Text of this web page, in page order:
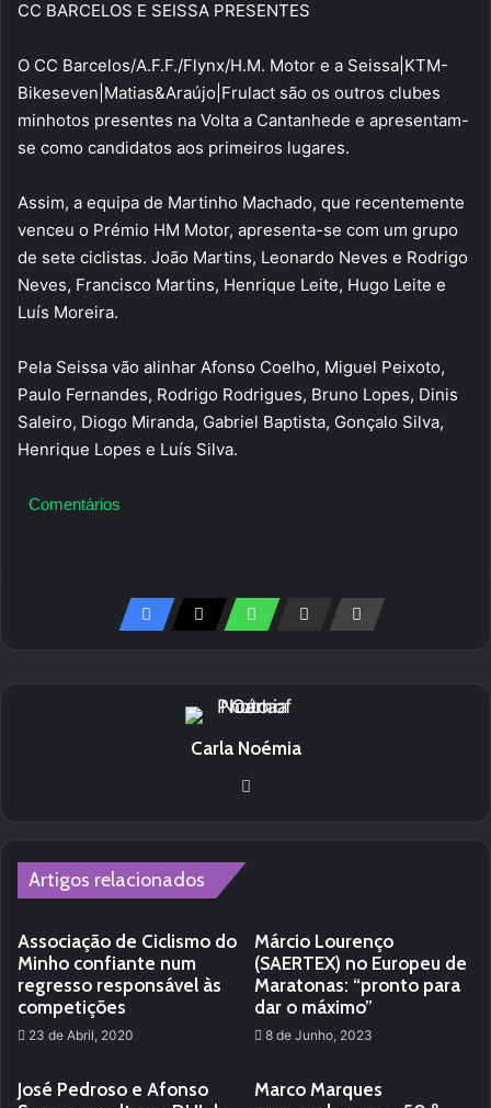
CC BARCELOS E SEISSA PRESENTES
O CC Barcelos/A.F.F./Flynx/H.M. Motor e a Seissa|KTM-
Bikeseven|Matias&Araújo|Frulact são os outros clubes
minhotos presentes na Volta a Cantanhede e apresentam-
se como candidatos aos primeiros lugares.
Assim, a equipa de Martinho Machado, que recentemente
venceu o Prémio HM Motor, apresenta-se com um grupo
de sete ciclistas. João Martins, Leonardo Neves e Rodrigo
Neves, Francisco Martins, Henrique Leite, Hugo Leite e
Luís Moreira.
Pela Seissa vão alinhar Afonso Coelho, Miguel Peixoto,
Paulo Fernandes, Rodrigo Rodrigues, Bruno Lopes, Dinis
Saleiro, Diogo Miranda, Gabriel Baptista, Gonçalo Silva,
Henrique Lopes e Luís Silva.
Comentários
Carla Noémia
Artigos relacionados
Associação de Ciclismo do
Minho confiante num
regresso responsável às
competições
23 de Abril, 2020
Márcio Lourenço
(SAERTEX) no Europeu de
Maratonas: “pronto para
dar o máximo”
8 de Junho, 2023
José Pedroso e Afonso
Marco Marques